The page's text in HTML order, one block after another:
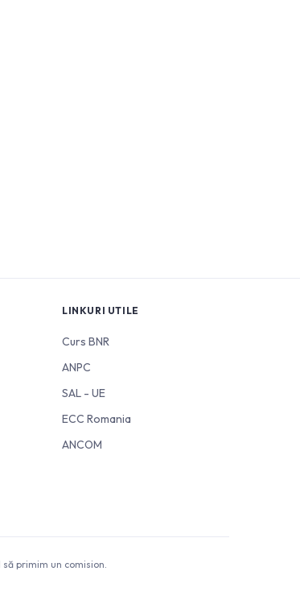
LINKURI UTILE
Curs BNR
ANPC
SAL - UE
ECC Romania
ANCOM
primim un comision.